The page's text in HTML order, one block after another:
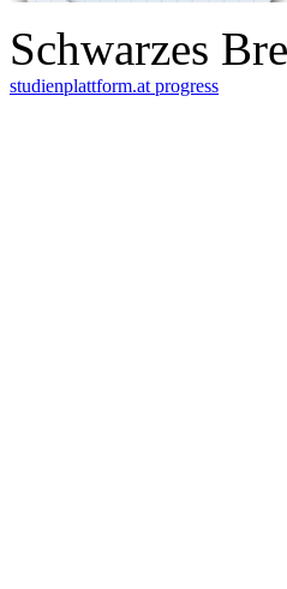
Schwarzes
studienplattform.at progress